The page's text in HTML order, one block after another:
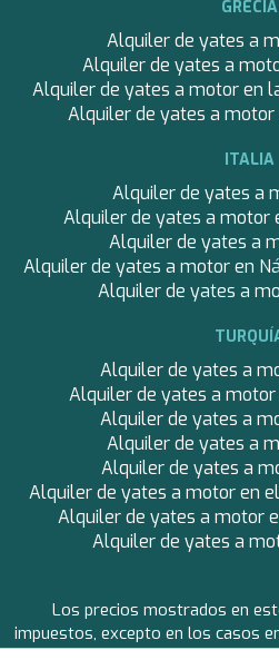
GRECIA
Alquiler de yates a
Alquiler de yates a
Alquiler de yates a motor en
Alquiler de yates a motor
ITALIA
Alquiler de yates a
Alquiler de yates a motor
Alquiler de yates a
Alquiler de yates a motor en
Alquiler de yates a
Alquiler de yates a
Alquiler de yates a motor
Alquiler de yates a
Alquiler de yates a
Alquiler de yates a
Alquiler de yates a motor en
Alquiler de yates a motor
Alquiler de yates a
Los precios mostrados en
impuestos, excepto en los casos
Guardar configuración